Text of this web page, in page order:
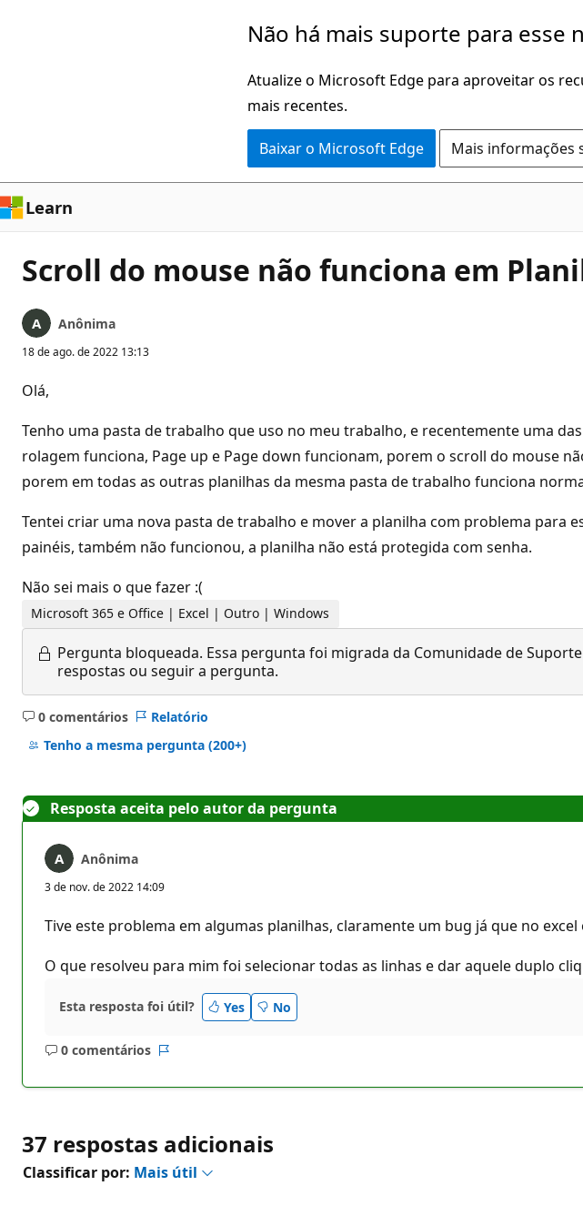
Não há mais suporte para esse
Atualize o Microsoft Edge para aproveitar os
mais recentes.
Baixar o Microsoft Edge Mais informações
Learn
Scroll do mouse não funciona em
Anônima
18 de ago. de 2022 13:13
Olá,
Tenho uma pasta de trabalho que uso no meu trabalho, e recentemente uma
rolagem funciona, Page up e Page down funcionam, porem o scroll do mouse
porem em todas as outras planilhas da mesma pasta de trabalho funciona
Tentei criar uma nova pasta de trabalho e mover a planilha com problema para
painéis, também não funcionou, a planilha não está protegida com senha.
Não sei mais o que fazer :(
Microsoft 365 e Office | Excel | Outro | Windows
Pergunta bloqueada. Essa pergunta foi migrada da Comunidade de
respostas ou seguir a pergunta.
0 comentários
Sem
comentários
Relatório
Tenho a mesma pergunta (200+)
Resposta aceita pelo autor da pergunta
Anônima
3 de nov. de 2022 14:09
Tive este problema em algumas planilhas, claramente um bug já que no
O que resolveu para mim foi selecionar todas as linhas e dar aquele duplo
Esta resposta foi útil? Yes No
0 comentários
Sem
37 respostas adicionais
Classificar por: Mais útil